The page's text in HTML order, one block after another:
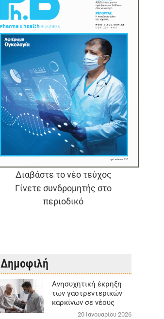
Διαβάστε το νέο τεύχος
Γίνετε συνδρομητής στο
περιοδικό
Δημοφιλή
Aνησυχητική έκρηξη
των γαστρεντερικών
καρκίνων σε νέους
20 Ιανουαρίου 2026